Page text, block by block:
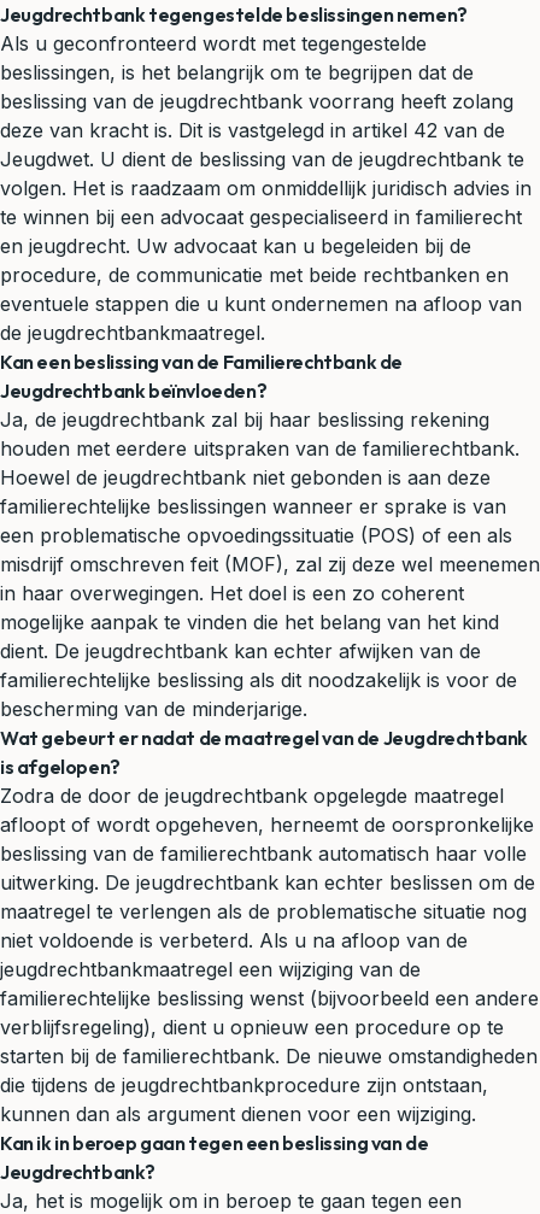
Jeugdrechtbank tegengestelde beslissingen nemen?
Als u geconfronteerd wordt met tegengestelde
beslissingen, is het belangrijk om te begrijpen dat de
beslissing van de jeugdrechtbank voorrang heeft zolang
deze van kracht is. Dit is vastgelegd in artikel 42 van de
Jeugdwet. U dient de beslissing van de jeugdrechtbank te
volgen. Het is raadzaam om onmiddellijk juridisch advies in
te winnen bij een advocaat gespecialiseerd in familierecht
en jeugdrecht. Uw advocaat kan u begeleiden bij de
procedure, de communicatie met beide rechtbanken en
eventuele stappen die u kunt ondernemen na afloop van
de jeugdrechtbankmaatregel.
Kan een beslissing van de Familierechtbank de
Jeugdrechtbank beïnvloeden?
Ja, de jeugdrechtbank zal bij haar beslissing rekening
houden met eerdere uitspraken van de familierechtbank.
Hoewel de jeugdrechtbank niet gebonden is aan deze
familierechtelijke beslissingen wanneer er sprake is van
een problematische opvoedingssituatie (POS) of een als
misdrijf omschreven feit (MOF), zal zij deze wel meenemen
in haar overwegingen. Het doel is een zo coherent
mogelijke aanpak te vinden die het belang van het kind
dient. De jeugdrechtbank kan echter afwijken van de
familierechtelijke beslissing als dit noodzakelijk is voor de
bescherming van de minderjarige.
Wat gebeurt er nadat de maatregel van de Jeugdrechtbank
is afgelopen?
Zodra de door de jeugdrechtbank opgelegde maatregel
afloopt of wordt opgeheven, herneemt de oorspronkelijke
beslissing van de familierechtbank automatisch haar volle
uitwerking. De jeugdrechtbank kan echter beslissen om de
maatregel te verlengen als de problematische situatie nog
niet voldoende is verbeterd. Als u na afloop van de
jeugdrechtbankmaatregel een wijziging van de
familierechtelijke beslissing wenst (bijvoorbeeld een andere
verblijfsregeling), dient u opnieuw een procedure op te
starten bij de familierechtbank. De nieuwe omstandigheden
die tijdens de jeugdrechtbankprocedure zijn ontstaan,
kunnen dan als argument dienen voor een wijziging.
Kan ik in beroep gaan tegen een beslissing van de
Jeugdrechtbank?
Ja, het is mogelijk om in beroep te gaan tegen een